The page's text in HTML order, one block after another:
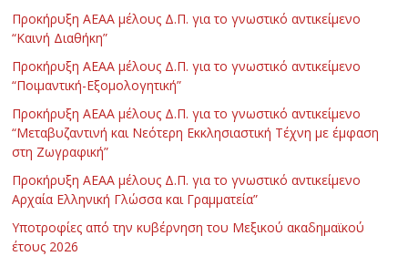
Προκήρυξη ΑΕΑΑ μέλους Δ.Π. για το γνωστικό αντικείμενο
“Καινή Διαθήκη”
Προκήρυξη ΑΕΑΑ μέλους Δ.Π. για το γνωστικό αντικείμενο
“Ποιμαντική-Εξομολογητική”
Προκήρυξη ΑΕΑΑ μέλους Δ.Π. για το γνωστικό αντικείμενο
“Μεταβυζαντινή και Νεότερη Εκκλησιαστική Τέχνη με έμφαση
στη Ζωγραφική”
Προκήρυξη ΑΕΑΑ μέλους Δ.Π. για το γνωστικό αντικείμενο
Αρχαία Ελληνική Γλώσσα και Γραμματεία”
Υποτροφίες από την κυβέρνηση του Μεξικού ακαδημαϊκού
έτους 2026